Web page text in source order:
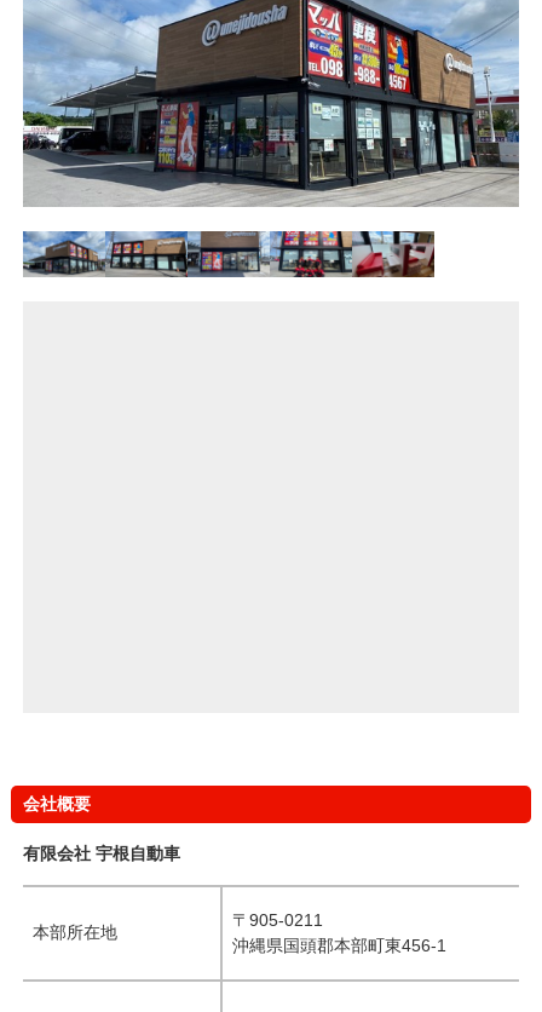
会社概要
有限会社 宇根自動車
本部所在地
〒905-0211
沖縄県国頭郡本部町東456-1